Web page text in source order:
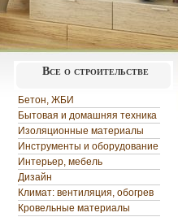
Все о строительстве
Бетон, ЖБИ
Бытовая и домашняя техника
Изоляционные материалы
Инструменты и оборудование
Интерьер, мебель
Дизайн
Климат: вентиляция, обогрев
Кровельные материалы